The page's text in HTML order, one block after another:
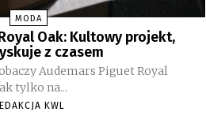
MODA
Oak: Kultowy projekt,
z czasem
Audemars Piguet Royal
tylko na...
KWL